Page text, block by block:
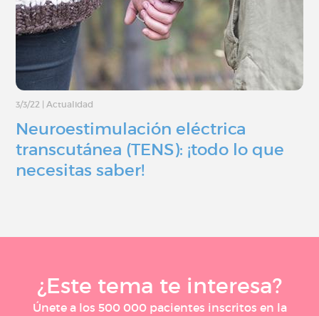
3/3/22 Actualidad
Neuroestimulación eléctrica
transcutánea (TENS): ¡todo lo que
necesitas saber!
¿Este tema te interesa?
Únete a los 500 000 pacientes inscritos en la